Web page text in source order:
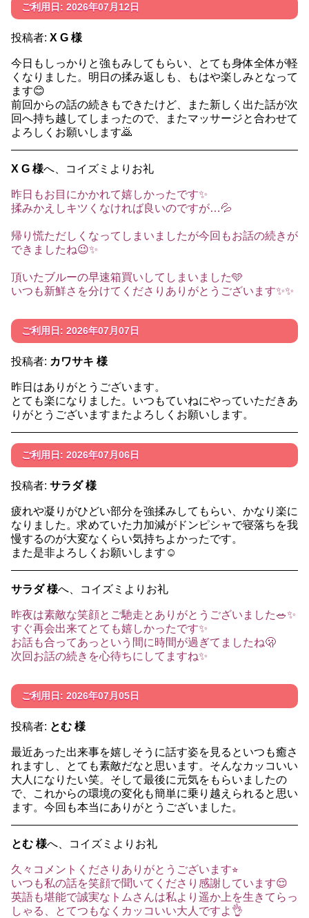
ご利用日: 2026年07月12日
投稿者: X G 様
今日もしっかりと強もみしてもらい、とても身体全体が軽
くなりました。明日の揉み返しも、もはや楽しみとなって
ます😊
前回からの話の続きもできたけど、また新しく出た話が次
回へ持ち越してしまったので、またマッサージと合わせて
よろしくお願いします🙇
X G 様へ、コイズミよりお礼
昨日もお目にかかれて嬉しかったです✨
揉みかえしキツくなければ良いのですが…💦
帰り慌ただしくなってしまいましたが今回もお話の続きが
できましたね😉✨
頂いたブルーの早速箱買いしてしまいました🩵
いつも新鮮さを分けてくださりありがとうございます✨✨
ご利用日: 2026年07月07日
投稿者: カワサキ 様
昨日はありがとうございます。
とても楽になりました。いつもていねにやっていただきあ
りがとうございますまたよろしくお願いします。
ご利用日: 2026年07月06日
投稿者: サラダ 様
疲れや凝りがひどい部分を強揉みしてもらい、かなり楽に
なりました。求めていた力加減がドンピシャで寝落ちを我
慢するのが大変なくらい気持ちよかったです。
また是非よろしくお願いします☺️
サラダ 様へ、コイズミよりお礼
昨夜は素敵な笑顔とご馳走とありがとうございました🥗✨
すぐ再会出来てとても嬉しかったです✨
お話も合ってあっという間に時間が過ぎてましたね🫢
次回お話の続きを心待ちにしてますね✨
ご利用日: 2026年07月05日
投稿者: とむ 様
最近あった出来事を嬉しそうに話す姿を見るといつも癒さ
れますし、とても素敵だなと思います。そんなカッコいい
大人になりたい笑。そして最後に元気をもらいましたの
で、これからの環境の変化も簡単に乗り越えられると思い
ます。今回も本当にありがとうございました。
とむ 様へ、コイズミよりお礼
久々コメントくださりありがとうございます⭐︎
いつも私の話を笑顔で聞いてくださり感謝しています😌
英語も堪能で誠実なトムさんは私より遥か上を生きてらっ
しゃる、とてつもなくカッコいい大人ですよ👌